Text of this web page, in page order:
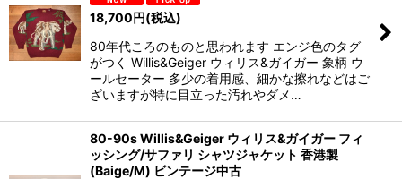
18,700円(税込)
80年代ころのものと思われます エンジ色のタグ
がつく Willis&Geiger ウィリス&ガイガー 象柄 ウ
ールセーター 多少の着用感、細かな擦れなどはご
ざいますが特に目立った汚れやダメ…
80-90s Willis&Geiger ウィリス&ガイガー フィ
ッシング/サファリ シャツジャケット 香港製
(Baige/M) ビンテージ中古